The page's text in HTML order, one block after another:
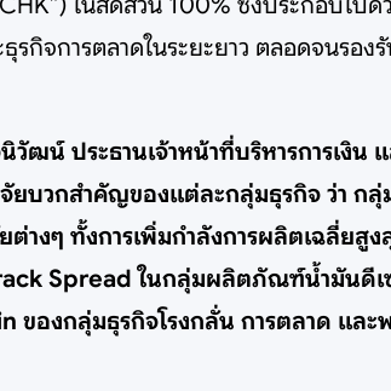
รกิจการตลาดในระยะยาว ตลอดจนรอ
ฒน์ ประธานเจ้าหน้าที่บริหารการเงิน
บวกสำคัญของแต่ละกลุ่มธุรกิจ ว่า กลุ่
างๆ ทั้งการเพิ่มกำลังการผลิตเฉลี่ย
Spread ในกลุ่มผลิตภัณฑ์น้ำมันดี
ของกลุ่มธุรกิจโรงกลั่น การตลาด แล